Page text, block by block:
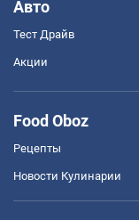
Авто
Тест Драйв
Акции
Food Oboz
Рецепты
Новости Кулинарии